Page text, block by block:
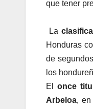
que tener
La
Honduras
de
los
El once
Arbeloa, en